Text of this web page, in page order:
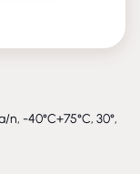
n, -40°C+75°C, 30°,